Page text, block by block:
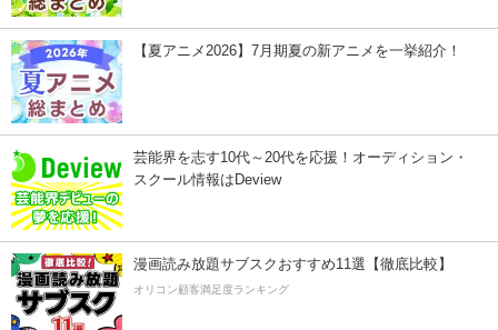
【夏アニメ2026】7月期夏の新アニメを一挙紹介！
芸能界を志す10代～20代を応援！オーディション・
スクール情報はDeview
漫画読み放題サブスクおすすめ11選【徹底比較】
オリコン顧客満足度ランキング